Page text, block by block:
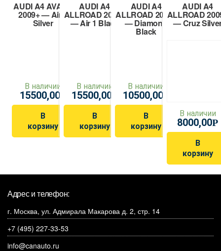
AUDI A4 AVANT
2009+ — Air 2
Silver
В наличии
15500,00
В
корзину
AUDI A4
ALLROAD 2009+
— Air 1 Black
В наличии
15500,00
В
корзину
AUDI A4
ALLROAD 2009+
— Diamond
Black
В наличии
10500,00
В
корзину
AUDI A4
ALLROAD
— Cruz
В наличии
8000,00Р
В
корзину
Адрес и телефон:
г. Москва, ул. Адмирала Макарова д. 2, стр. 14
+7 (495) 227-33-53
info@canauto.ru